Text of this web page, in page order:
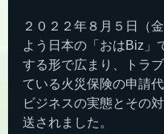
２０２２年８月５日（
よう日本の「おはBiz」
する形で広まり、トラ
ている火災保険の申請
ビジネスの実態とその
送されました。